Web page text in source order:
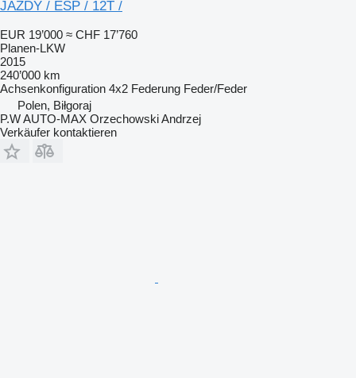
JAZDY / ESP / 12T /
EUR 19’000 ≈ CHF 17’760
Planen-LKW
2015
240’000 km
Achsenkonfiguration 4x2 Federung Feder/Feder
Polen, Biłgoraj
P.W AUTO-MAX Orzechowski Andrzej
Verkäufer kontaktieren